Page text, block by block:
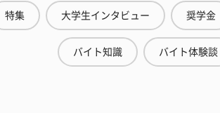
特集 大学生インタビュー 奨学金
バイト知識 バイト体験談